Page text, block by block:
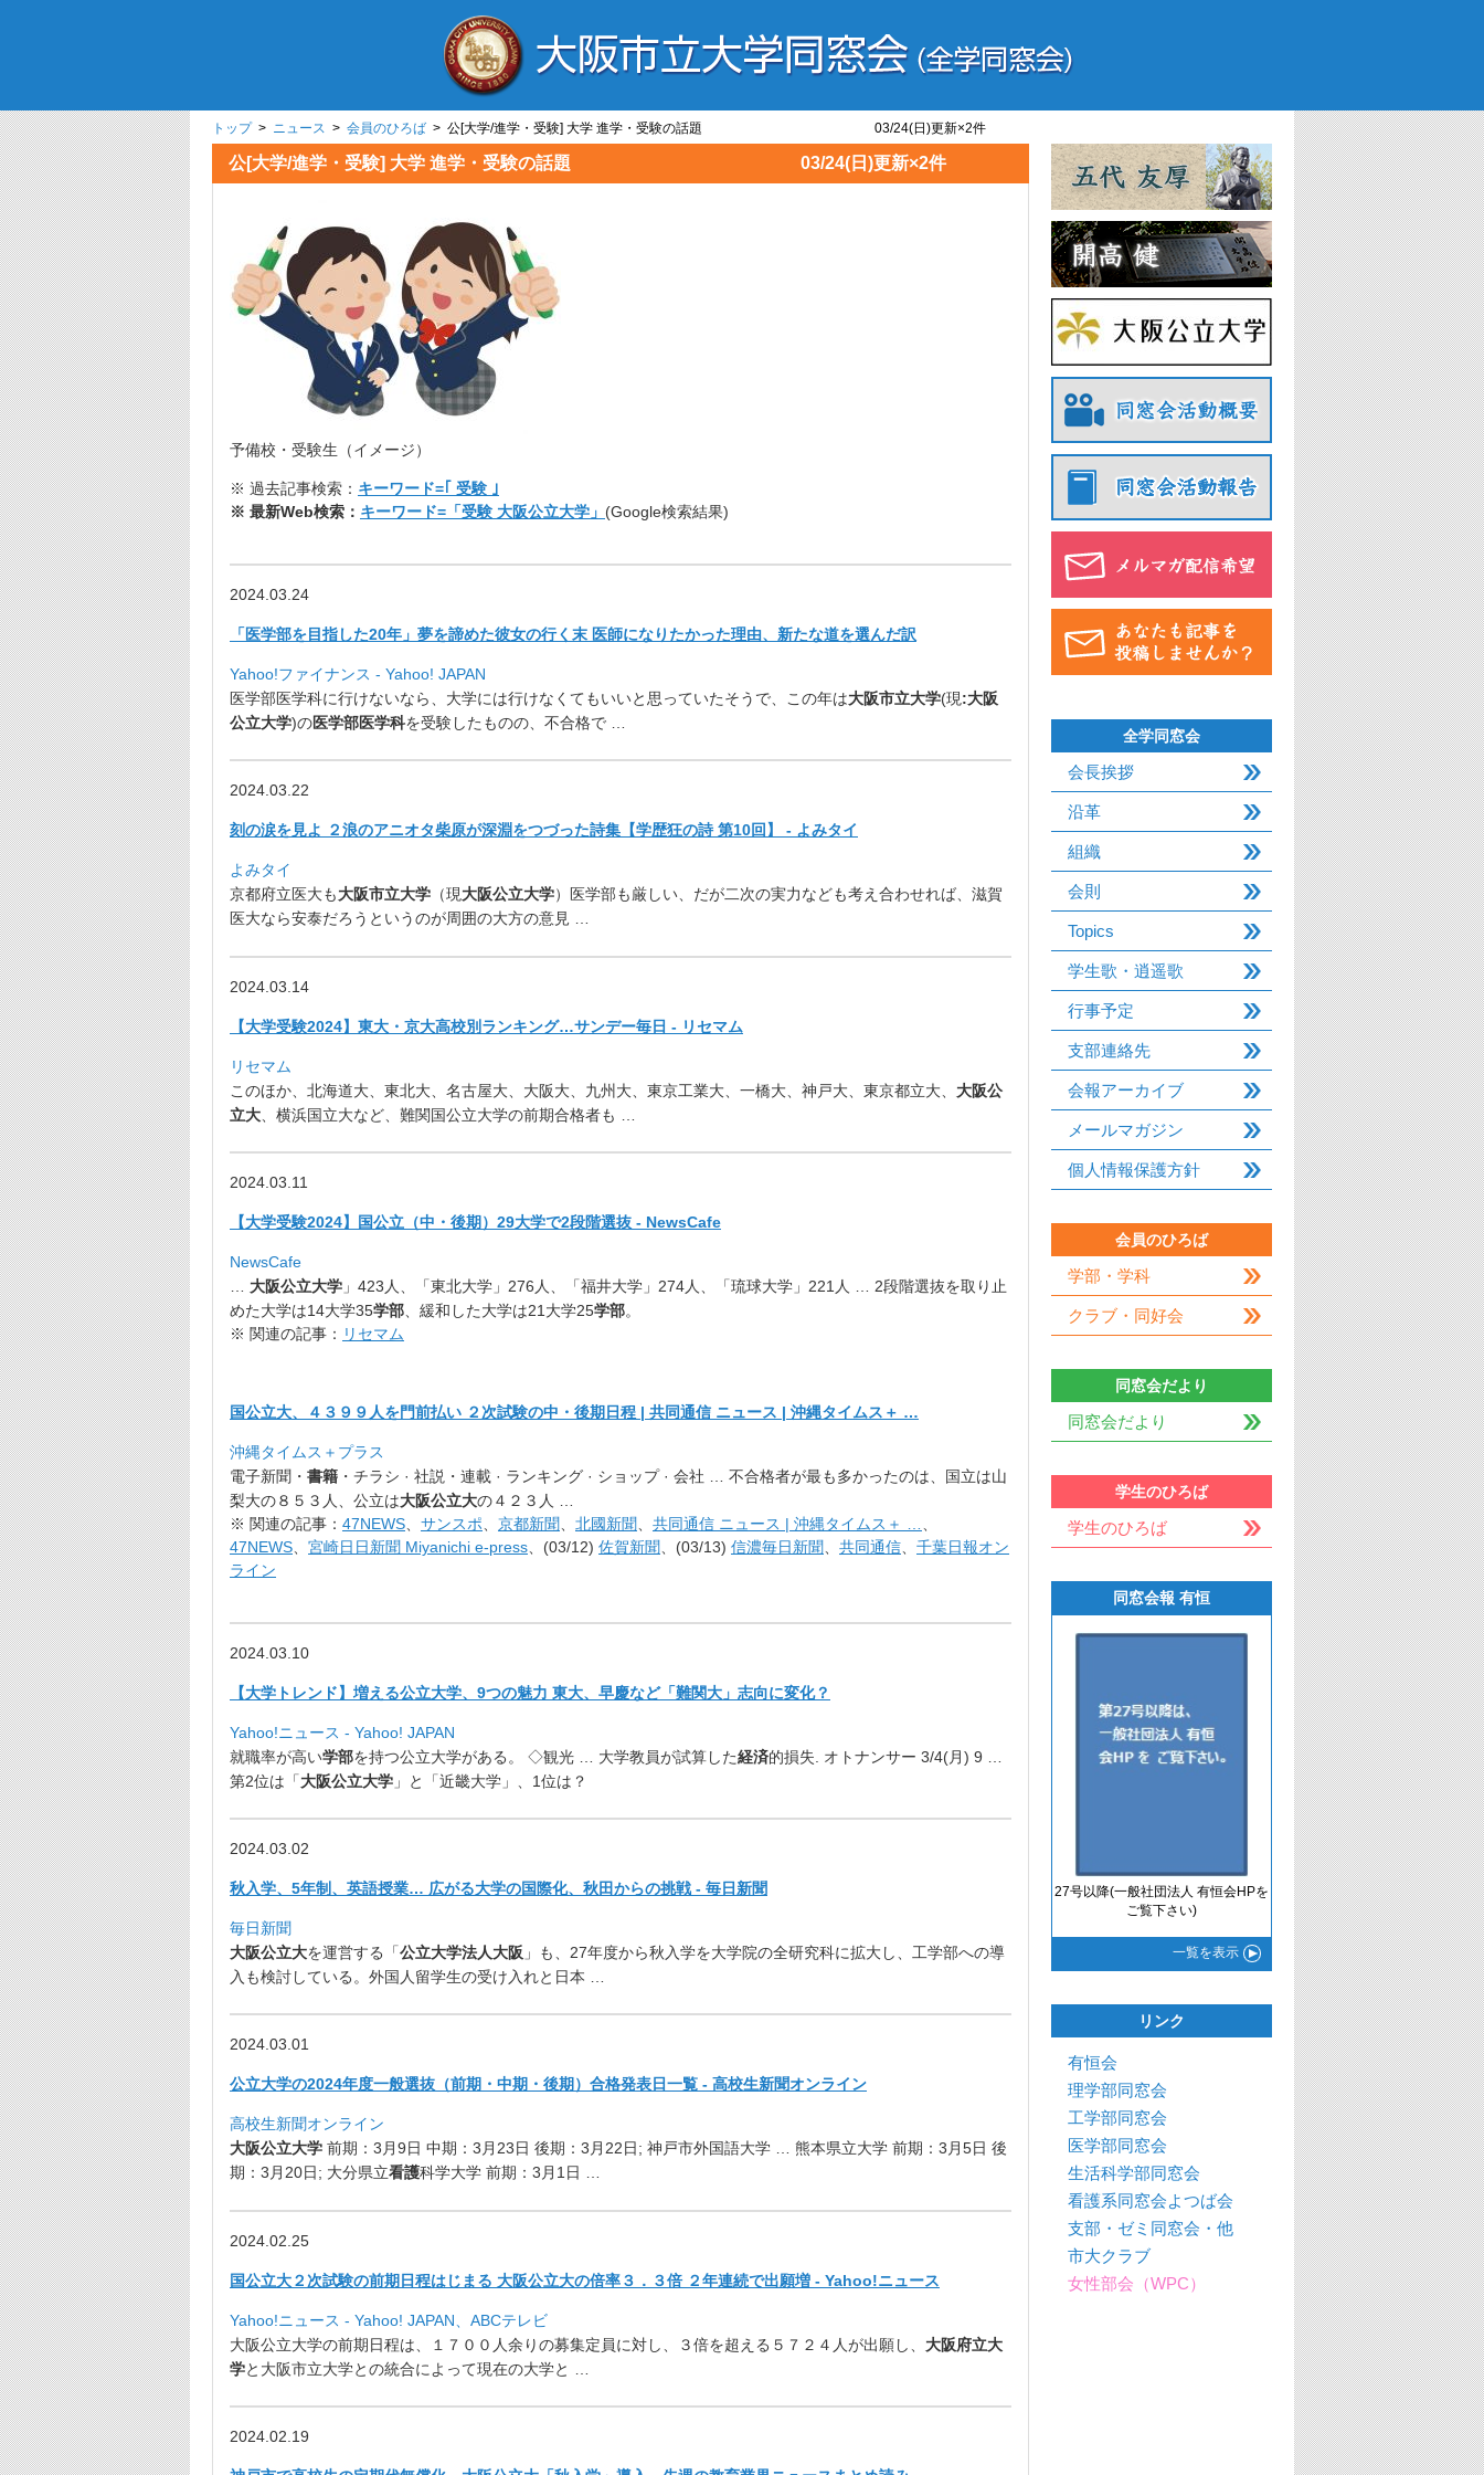
トップ> ニュース > 会員のひろば > 公[大学/進学・受験] 大学 進学・受験の話題 03/24(日)更新×2件
公[大学/進学・受験] 大学 進学・受験の話題 03/24(日)更新×2件
予備校・受験生（イメージ）
※ 過去記事検索： キーワード=｢ 受験 ｣
※ 最新Web検索： キーワード=「受験 大阪公立大学」 (Google検索結果)
2024.03.24
「医学部を目指した20年」夢を諦めた彼女の行く末 医師になりたかった理由、新たな道を選んだ訳
Yahoo!ファイナンス - Yahoo! JAPAN
医学部医学科に行けないなら、 大学には行けなくてもいいと思っていたそうで、この年は大阪市立大学(現:大阪
公立大学)の医学部医学科を受験したものの、 不合格で …
2024.03.22
刻の涙を見よ ２浪のアニオタ柴原が深淵をつづった詩集【学歴狂の詩 第10回】 - よみタイ
よみタイ
京都府立医大も大阪市立大学 （現大阪公立大学）医学部も厳しい、 だが二次の実力なども考え合わせれば、 滋賀
医大なら安泰だろうというのが周囲の大方の意見 …
2024.03.14
【大学受験2024】東大・京大高校別ランキング…サンデー毎日 - リセマム
リセマム
このほか、北海道大、東北大、名古屋大、大阪大、九州大、 東京工業大、一橋大、神戸大、東京都立大、 大阪公
立大
横浜国立大など、難関国公立大学の前期合格者も …
2024.03.11
【大学受験2024】国公立（中・後期）29大学で2段階選抜 - NewsCafe
NewsCafe
大阪公立大学 」423人、「東北大学」276人、「福井大学」 274人、「琉球大学」221人 … 2段階選抜を取り止
めた大学は14大学35学部 緩和した大学は21大学25学部。
※ 関連の記事： リセマム
国公立大、４３９９人を門前払い ２次試験の中・後期日程 | 共同通信 ニュース | 沖縄タイムス＋ …
沖縄タイムス＋プラス
電子新聞・ 書籍 ・チラシ · 社説・連載 · ランキング · ショップ · 会社 … 不合格者が最も多かったのは、国立は山
梨大の８５３人、公立は大阪公立大の４２３人 …
※ 関連の記事： 47NEWS サンスポ 京都新聞 北國新聞 共同通信 ニュース | 沖縄タイムス＋ …
47NEWS
宮崎日日新聞 Miyanichi e-press 、(03/12) 佐賀新聞 、(03/13) 信濃毎日新聞 共同通信
千葉日報オン
ライン
2024.03.10
【大学トレンド】増える公立大学、9つの魅力 東大、早慶など「難関大」志向に変化？
Yahoo!ニュース - Yahoo! JAPAN
就職率が高い学部を持つ公立大学がある。 ◇観光 … 大学教員が試算した経済的損失. オトナンサー 3/4(月) 9 …
第2位は「大阪公立大学 」と「近畿大学」、1位は？
2024.03.02
秋入学、5年制、英語授業… 広がる大学の国際化、秋田からの挑戦 - 毎日新聞
毎日新聞
大阪公立大を運営する「公立大学法人大阪 」も、 27年度から秋入学を大学院の全研究科に拡大し、 工学部への導
入も検討している。外国人留学生の受け入れと日本
2024.03.01
公立大学の2024年度一般選抜（前期・中期・後期） 合格発表日一覧 - 高校生新聞オンライン
高校生新聞オンライン
大阪公立大学 前期：3月9日 中期：3月23日 後期：3月22日; 神戸市外国語大学 … 熊本県立大学 前期：3月5日 後
期：3月20日; 大分県立看護科学大学 前期：3月1日 …
2024.02.25
国公立大２次試験の前期日程はじまる 大阪公立大の倍率３．３倍 ２年連続で出願増 - Yahoo!ニュース
Yahoo!ニュース - Yahoo! JAPAN、ABCテレビ
大阪公立大学の前期日程は、１７００人余りの募集定員に対し、
３倍を超える５７２４人が出願し、 大阪府立大
学と大阪市立大学との統合によって現在の大学と …
2024.02.19
全学同窓会
会長挨拶
沿革
組織
会則
Topics
学生歌・逍遥歌
行事予定
支部連絡先
会報アーカイブ
メールマガジン
個人情報保護方針
会員のひろば
学部・学科
クラブ・同好会
同窓会だより
同窓会だより
学生のひろば
学生のひろば
同窓会報 有恒
27号以降(一般社団法人 有恒会HPを
ご覧下さい)
一覧を表示
リンク
有恒会
理学部同窓会
工学部同窓会
医学部同窓会
生活科学部同窓会
看護系同窓会よつば会
支部・ゼミ同窓会・他
市大クラブ
女性部会（WPC）